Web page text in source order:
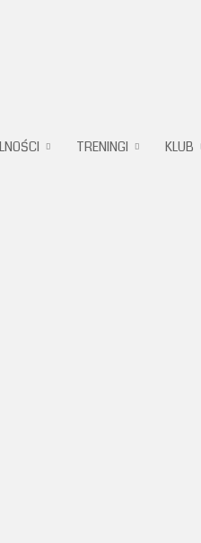
TRENINGI KLUB